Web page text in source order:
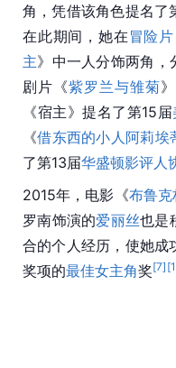
角，凭借该角色提名了
在此期间，她在 冒险片
主》中一人分饰两角，
剧片《紫罗兰与雏菊
《宿主》提名了第15届
《借东西的小人阿莉埃
了第13届华盛顿影评人
2015年，电影《布鲁克
罗南饰演的爱丽丝也是
合的个人经历，使她成
奖项的最佳女主角奖[7] [